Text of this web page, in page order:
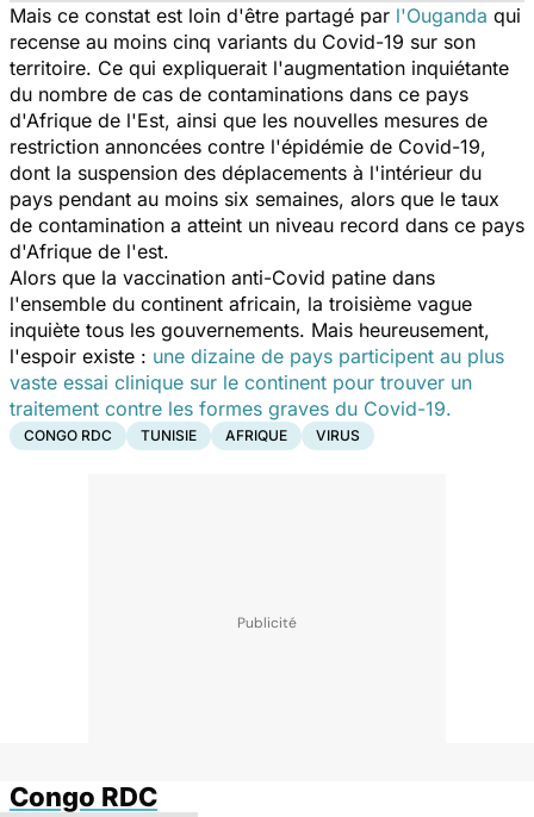
Mais ce constat est loin d'être partagé par l'Ouganda qui
recense au moins cinq variants du Covid-19 sur son
territoire. Ce qui expliquerait l'augmentation inquiétante
du nombre de cas de contaminations dans ce pays
d'Afrique de l'Est, ainsi que les nouvelles mesures de
restriction annoncées contre l'épidémie de Covid-19,
dont la suspension des déplacements à l'intérieur du
pays pendant au moins six semaines, alors que le taux
de contamination a atteint un niveau record dans ce pays
d'Afrique de l'est.
Alors que la vaccination anti-Covid patine dans
l'ensemble du continent africain, la troisième vague
inquiète tous les gouvernements. Mais heureusement,
l'espoir existe : une dizaine de pays participent au plus
vaste essai clinique sur le continent pour trouver un
traitement contre les formes graves du Covid-19.
CONGO RDC TUNISIE AFRIQUE VIRUS
Congo RDC